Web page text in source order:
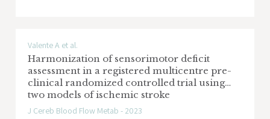
Valente A et al.
Harmonization of sensorimotor deficit
assessment in a registered multicentre pre-
clinical randomized controlled trial using
two models of ischemic stroke
J Cereb Blood Flow Metab - 2023